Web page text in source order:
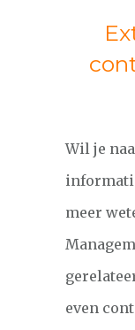
Wil je
meer
even